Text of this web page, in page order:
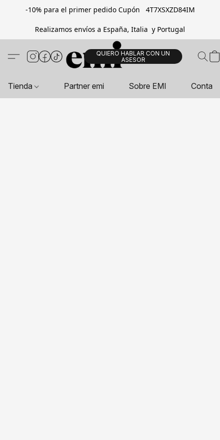
-10% para el primer pedido Cupón 4T7XSXZD84IM
Realizamos envíos a España, Italia y Portugal
QUIERO HABLAR CON UN
ASESOR
Tienda Partner emi Sobre EMI